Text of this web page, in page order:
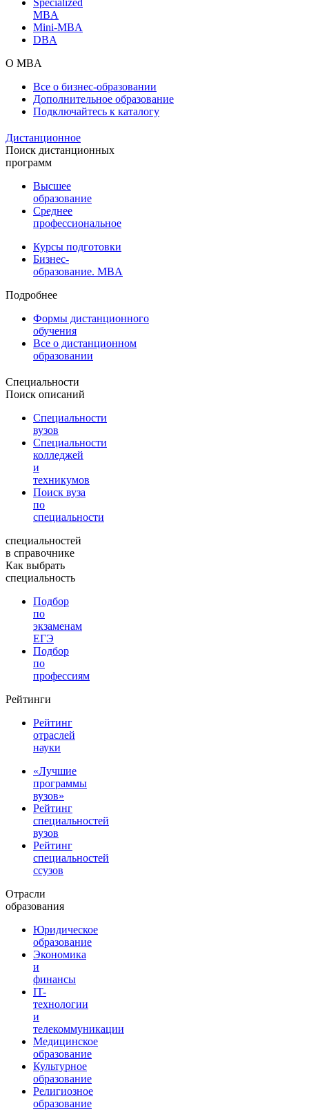
MBA
Mini-MBA
DBA
О MBA
Все о бизнес-образовании
Дополнительное образование
Подключайтесь к каталогу
Дистанционное
Поиск дистанционных
программ
Высшее
образование
Среднее
профессиональное
Курсы подготовки
Бизнес-
образование. MBA
Подробнее
Формы дистанционного
обучения
Все о дистанционном
образовании
Специальности
Поиск описаний
Специальности
вузов
Специальности
колледжей
и
техникумов
Поиск вуза
по
специальности
специальностей
в справочнике
Как выбрать
специальность
Подбор
по
экзаменам
ЕГЭ
Подбор
по
профессиям
Рейтинги
Рейтинг
отраслей
науки
«Лучшие
программы
вузов»
Рейтинг
специальностей
вузов
Рейтинг
специальностей
ссузов
Отрасли
образования
Юридическое
образование
Экономика
и
финансы
IT-
технологии
и
телекоммуникации
Медицинское
образование
Культурное
образование
Религиозное
образование